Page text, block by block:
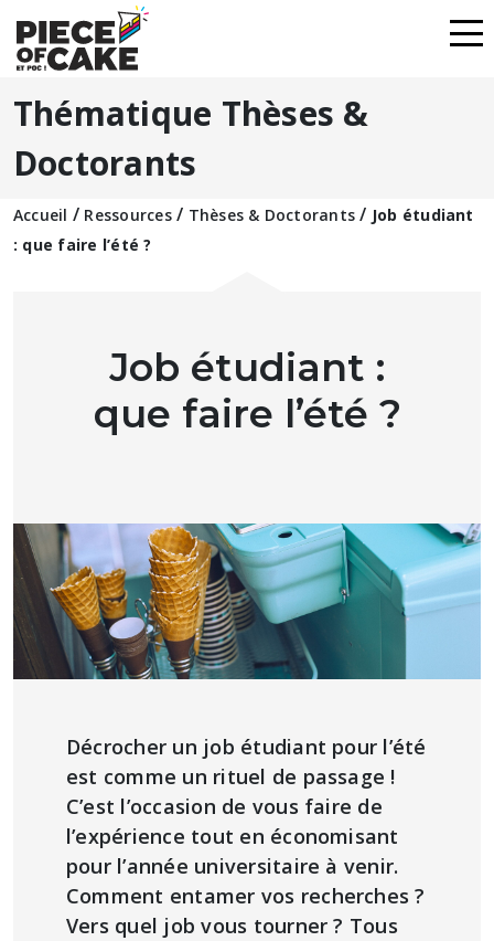
Thématique Thèses &
Doctorants
Accueil / Ressources/ Thèses & Doctorants / Job étudiant
: que faire l’été ?
Job étudiant :
que faire l’été ?
Décrocher un job étudiant pour l’été
est comme un rituel de passage !
C’est l’occasion de vous faire de
l’expérience tout en économisant
pour l’année universitaire à venir.
Comment entamer vos recherches ?
Vers quel job vous tourner ? Tous